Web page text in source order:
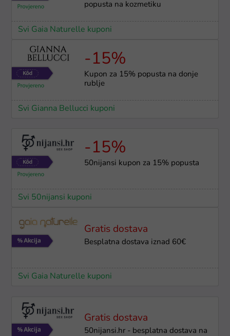
popusta na kozmetiku
Svi Gaia Naturelle kuponi
-15%
Kupon za 15% popusta na donje
rublje
Svi Gianna Bellucci kuponi
-15%
50nijansi kupon za 15% popusta
Svi 50nijansi kuponi
Gratis dostava
Besplatna dostava iznad 60€
Svi Gaia Naturelle kuponi
Gratis dostava
50nijansi.hr - besplatna dostava na